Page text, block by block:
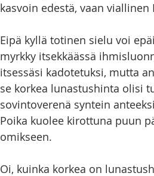
kasvoin edestä, vaan
Eipä kyllä totinen sielu voi
myrkky itsekkäässä
itsessäsi kadotetuksi, mutta
se korkea lunastushinta olisi
sovintoverenä syntein
Poika kuolee kirottuna puun
omikseen.
Oi, kuinka korkea on